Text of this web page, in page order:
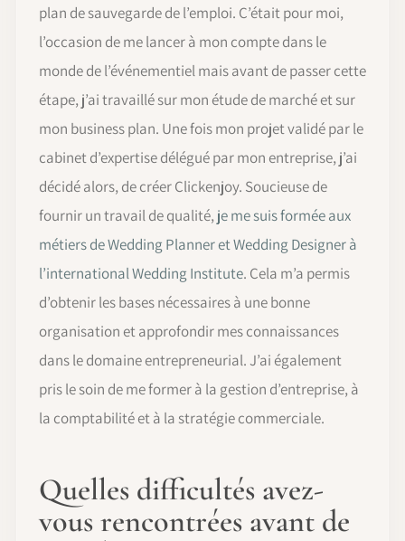
plan de sauvegarde de l’emploi. C’était pour moi,
l’occasion de me lancer à mon compte dans le
monde de l’événementiel mais avant de passer cette
étape, j’ai travaillé sur mon étude de marché et sur
mon business plan. Une fois mon projet validé par le
cabinet d’expertise délégué par mon entreprise, j’ai
décidé alors, de créer Clickenjoy. Soucieuse de
fournir un travail de qualité,je me suis formée aux
métiers de Wedding Planner et Wedding Designer à
l’international Wedding Institute. Cela m’a permis
d’obtenir les bases nécessaires à une bonne
organisation et approfondir mes connaissances
dans le domaine entrepreneurial. J’ai également
pris le soin de me former à la gestion d’entreprise, à
la comptabilité et à la stratégie commerciale.
Quelles difficultés avez-
vous rencontrées avant de